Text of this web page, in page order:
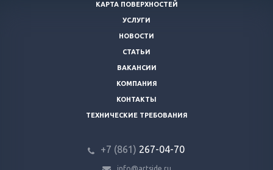
КАРТА ПОВЕРХНОСТЕЙ
УСЛУГИ
НОВОСТИ
СТАТЬИ
ВАКАНСИИ
КОМПАНИЯ
КОНТАКТЫ
ТЕХНИЧЕСКИЕ ТРЕБОВАНИЯ
+7 (861) 267-04-70